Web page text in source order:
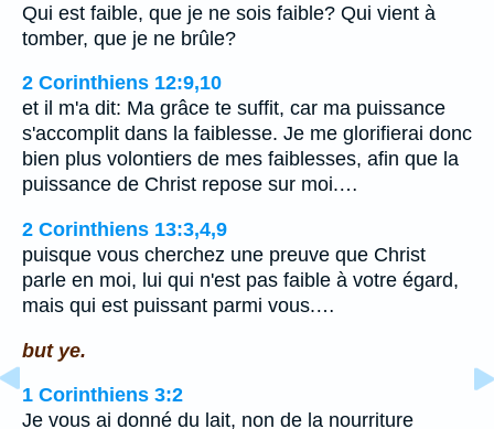
Qui est faible, que je ne sois faible? Qui vient à
tomber, que je ne brûle?
2 Corinthiens 12:9,10
et il m'a dit: Ma grâce te suffit, car ma puissance
s'accomplit dans la faiblesse. Je me glorifierai donc
bien plus volontiers de mes faiblesses, afin que la
puissance de Christ repose sur moi.…
2 Corinthiens 13:3,4,9
puisque vous cherchez une preuve que Christ
parle en moi, lui qui n'est pas faible à votre égard,
mais qui est puissant parmi vous.…
but ye.
1 Corinthiens 3:2
Je vous ai donné du lait, non de la nourriture